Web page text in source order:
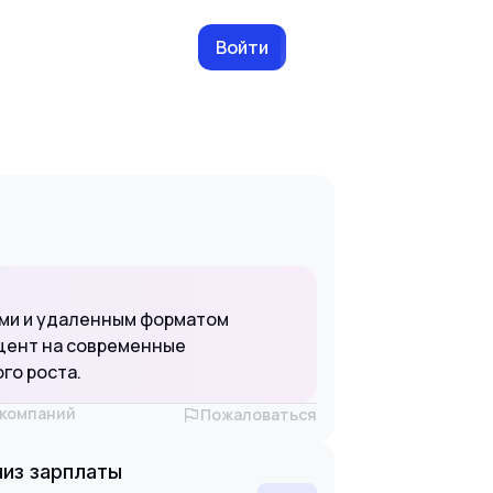
Войти
и удаленным форматом
на современные
роста.
Пожаловаться
зарплаты